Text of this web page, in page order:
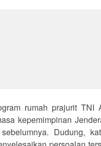
rumah prajurit
kepemimpinan
Dudung,